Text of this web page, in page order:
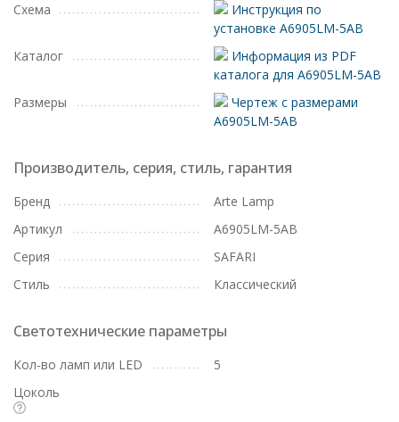
Схема
Инструкция по
установке A6905LM-5AB
Каталог
Информация из PDF
каталога для A6905LM-5AB
Размеры
Чертеж с размерами
A6905LM-5AB
Производитель, серия, стиль, гарантия
Бренд
Arte Lamp
Артикул
A6905LM-5AB
Серия
SAFARI
Стиль
Классический
Светотехнические параметры
Кол-во ламп или LED
5
Цоколь